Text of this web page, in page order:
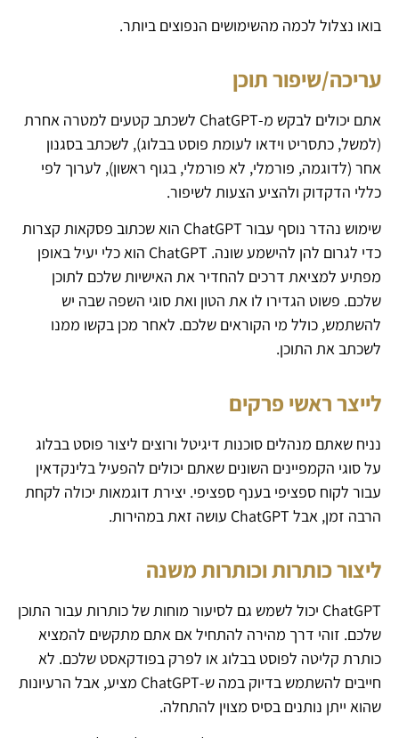
בואו נצלול לכמה מהשימושים הנפוצים ביותר.
עריכה/שיפור תוכן
אתם יכולים לבקש מ-ChatGPT לשכתב קטעים למטרה אחרת
(למשל, כתסריט וידאו לעומת פוסט בבלוג), לשכתב בסגנון
אחר (לדוגמה, פורמלי, לא פורמלי, בגוף ראשון), לערוך לפי
כללי הדקדוק ולהציע הצעות לשיפור.
שימוש נהדר נוסף עבור ChatGPT הוא שכתוב פסקאות קצרות
כדי לגרום להן להישמע שונה. ChatGPT הוא כלי יעיל באופן
מפתיע למציאת דרכים להחדיר את האישיות שלכם לתוכן
שלכם. פשוט הגדירו לו את הטון ואת סוגי השפה שבה יש
להשתמש, כולל מי הקוראים שלכם. לאחר מכן בקשו ממנו
לשכתב את התוכן.
לייצר ראשי פרקים
נניח שאתם מנהלים סוכנות דיגיטל ורוצים ליצור פוסט בבלוג
על סוגי הקמפיינים השונים שאתם יכולים להפעיל בלינקדאין
עבור לקוח ספציפי בענף ספציפי. יצירת דוגמאות יכולה לקחת
הרבה זמן, אבל ChatGPT עושה זאת במהירות.
ליצור כותרות וכותרות משנה
ChatGPT יכול לשמש גם לסיעור מוחות של כותרות עבור התוכן
שלכם. זוהי דרך מהירה להתחיל אם אתם מתקשים להמציא
כותרת קליטה לפוסט בבלוג או לפרק בפודקאסט שלכם. לא
חייבים להשתמש בדיוק במה ש-ChatGPT מציע, אבל הרעיונות
שהוא ייתן נותנים בסיס מצוין להתחלה.